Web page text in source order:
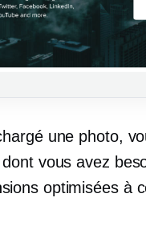
une photo,
vous avez
optimisées à